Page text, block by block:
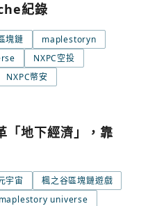
紀錄
塊鏈
maplestoryn
NXPC空投
NXPC幣安
「地下經濟」，靠
宇宙
楓之谷區塊鏈遊戲
maplestory universe